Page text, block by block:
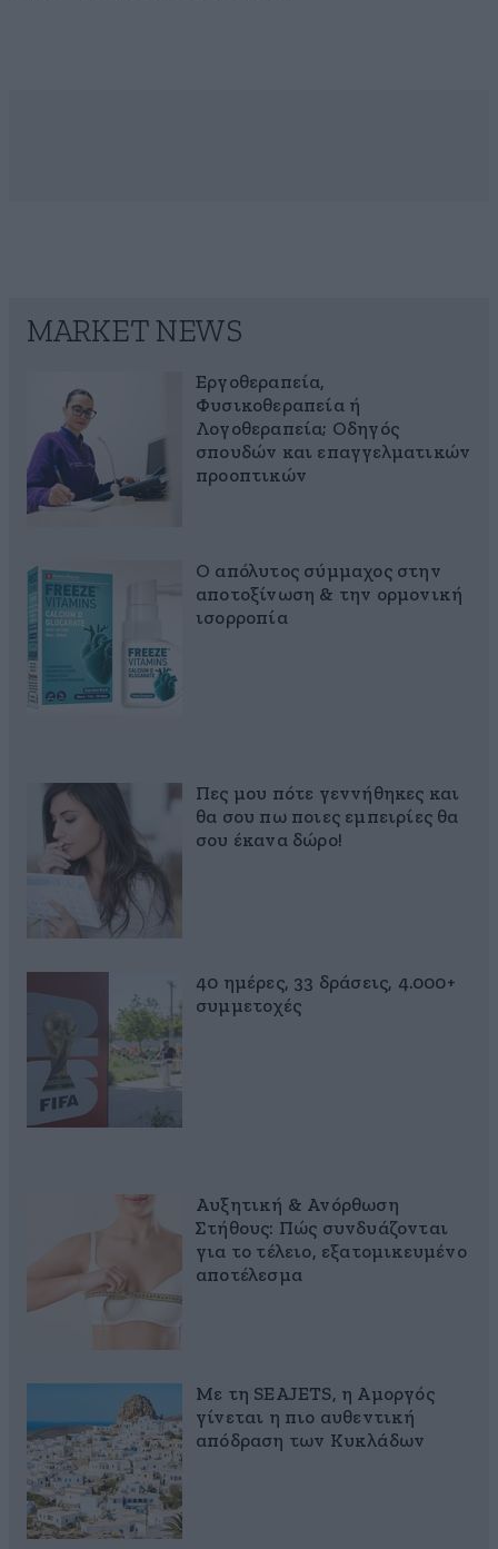
MARKET NEWS
Εργοθεραπεία,
Φυσικοθεραπεία ή
Λογοθεραπεία; Οδηγός
σπουδών και επαγγελματικών
προοπτικών
Ο απόλυτος σύμμαχος στην
αποτοξίνωση & την ορμονική
ισορροπία
Πες μου πότε γεννήθηκες και
θα σου πω ποιες εμπειρίες θα
σου έκανα δώρο!
40 ημέρες, 33 δράσεις, 4.000+
συμμετοχές
Αυξητική & Ανόρθωση
Στήθους: Πώς συνδυάζονται
για το τέλειο, εξατομικευμένο
αποτέλεσμα
Με τη SEAJETS, η Αμοργός
γίνεται η πιο αυθεντική
απόδραση των Κυκλάδων